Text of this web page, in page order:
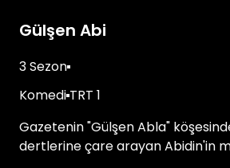
Gülşen Abi
3 Sezon
Komedi TRT 1
Gazetenin "Gülşen Abla"
dertlerine çare arayan Abidin'in